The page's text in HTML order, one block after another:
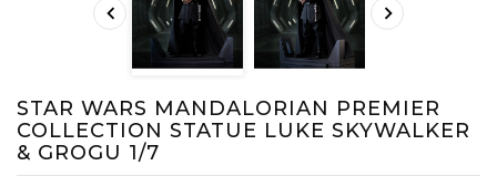
 
STAR WARS MANDALORIAN PREMIER
COLLECTION STATUE LUKE SKYWALKER
& GROGU 1/7